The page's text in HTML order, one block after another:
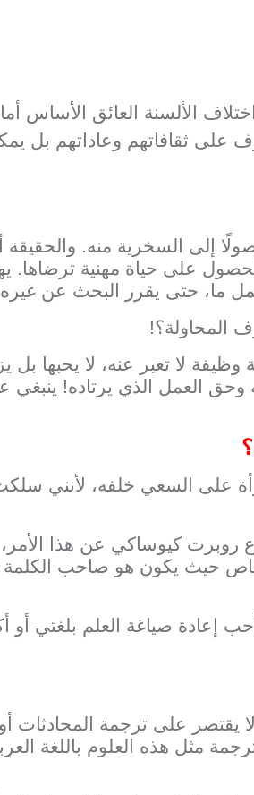
الألسنة العائق الأساس
على ثقافاتهم وعاداتهم بل
إلى السخرية منه. والحقيقة
على حياة مهنية
ما، حتى يقرر البحث عن
المحاولة؟!
لا تعبر عنه، لا يحبها بل
العمل الذي يرتاده! ينبغي
على السعي خلفه، لأنني
روبرت كيوساكي عن هذا
حيث يكون هو صاحب الكلمة
إعادة صياغة العلم بلغتي أو
على ترجمة المحادثات أو
مثل هذه العلوم باللغة